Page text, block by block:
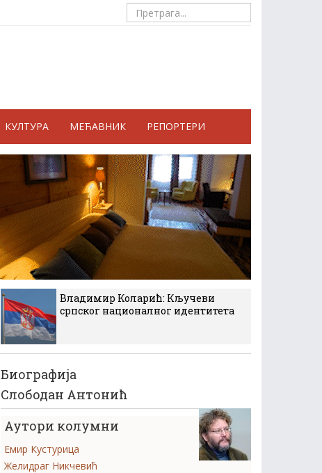
КУЛТУРА МЕЋАВНИК РЕПОРТЕРИ
Владимир Коларић: Кључеви
српског националног идентитета
Биографија
Слободан Антонић
Аутори колумни
Емир Кустурица
Желидраг Никчевић